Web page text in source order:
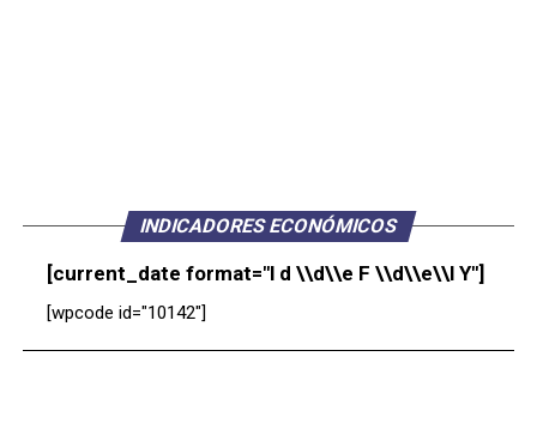
INDICADORES ECONÓMICOS
[current_date format="l d \\d\\e F \\d\\e\\l Y"]
[wpcode id="10142"]